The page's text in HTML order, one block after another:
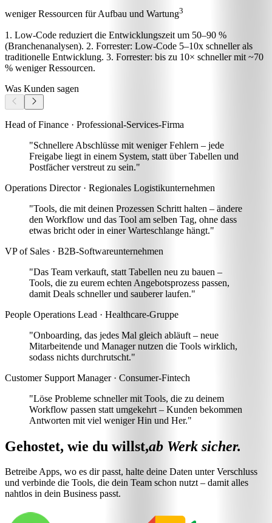
weniger Ressourcen für Aufbau und Wartung3
1. Low-Code reduziert die Entwicklungszeit um 50–90 %
(Branchenanalysen). 2. Forrester: Low-Code 5–10x schneller als
traditionelle Entwicklung. 3. Forrester: bis zu 10× schneller mit ~70
% weniger Ressourcen.
Was Kunden sagen
Head of Finance · Professional-Services-Firma
"Schnellere Abschlüsse mit weniger Fehlern – jede
Freigabe liegt in einem System, statt über Tabellen und
Postfächer verstreut zu sein."
Operations Director · Regionales Logistikunternehmen
"Tools, die mit deinen Prozessen Schritt halten – ändere
den Workflow und das Tool am selben Tag, ohne dass
etwas bricht oder in einer Warteschlange hängt."
VP of Sales · B2B-Softwareunternehmen
"Das Team verkauft, statt Tabellen neu zu bauen –
Tools, die zu eurem echten Angebotsprozess passen,
damit Deals schneller und sauberer laufen."
People Operations Lead · Healthcare-Gruppe
"Onboarding, das jedes Mal gleich abläuft – neue
Mitarbeitende und Manager nutzen die Tools wirklich,
sodass nichts durchrutscht."
Customer Support Manager · Consumer-Fintech
"Löse Probleme schneller mit Tools, die zu deinem
Workflow passen statt umgekehrt – Kunden bekommen
Antworten mit viel weniger Hin und Her."
Gehostet, wie du willst,ab Werk sicher.
Betreibe Apps, wo es dir passt, halte deine Daten unter Verschluss
und verbinde die Tools, die dein Team schon nutzt – damit alles
nahtlos in dein Business passt.